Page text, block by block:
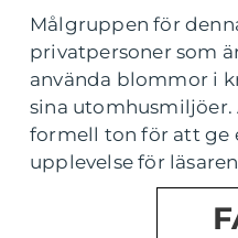
Målgruppen för
privatpersoner som
använda blommor i
sina utomhusmiljöer.
formell ton för att ge
upplevelse för